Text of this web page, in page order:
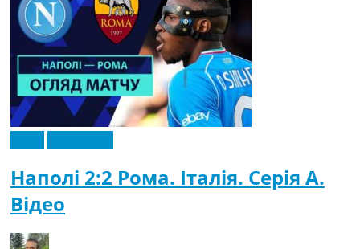
Наполі 2:2 Рома. Італія. Серія A.
Відео